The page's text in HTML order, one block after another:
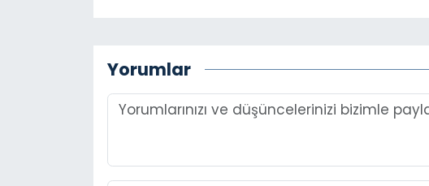
Yorumlar